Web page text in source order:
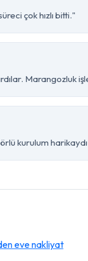
çok hızlı bitti."
Marangozluk
kurulum
eve nakliyat